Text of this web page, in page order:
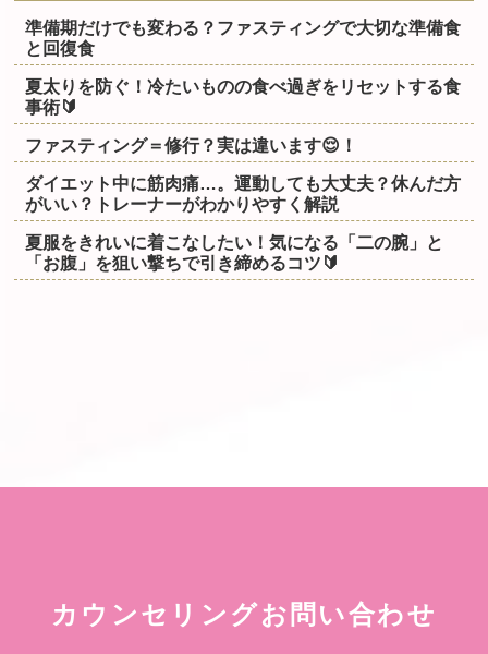
準備期だけでも変わる？ファスティングで大切な準備食
と回復食
夏太りを防ぐ！冷たいものの食べ過ぎをリセットする食
事術🔰
ファスティング＝修行？実は違います😌！
ダイエット中に筋肉痛…。運動しても大丈夫？休んだ方
がいい？トレーナーがわかりやすく解説
夏服をきれいに着こなしたい！気になる「二の腕」と
「お腹」を狙い撃ちで引き締めるコツ🔰
カウンセリングお問い合わせ